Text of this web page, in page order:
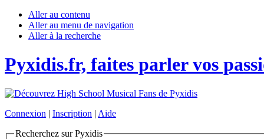
Aller au contenu
Aller au menu de navigation
Aller à la recherche
Pyxidis.fr, faites parler vos
Connexion | Inscription | Aide
Recherchez sur Pyxidis